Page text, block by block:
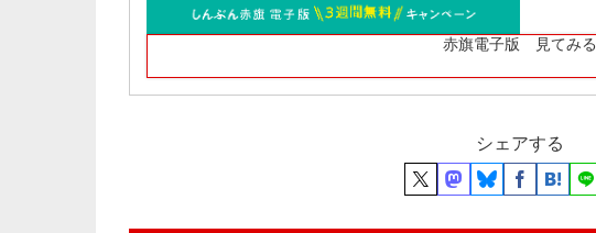
赤旗電子版 見てみる
シェアする